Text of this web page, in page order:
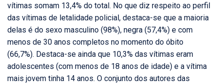
vítimas somam 13,4% do total. No que diz respeito ao perfil
das vítimas de letalidade policial, destaca-se que a maioria
delas é do sexo masculino (98%), negra (57,4%) e com
menos de 30 anos completos no momento do óbito
(66,7%). Destaca-se ainda que 10,3% das vítimas eram
adolescentes (com menos de 18 anos de idade) e a vítima
mais jovem tinha 14 anos. O conjunto dos autores das